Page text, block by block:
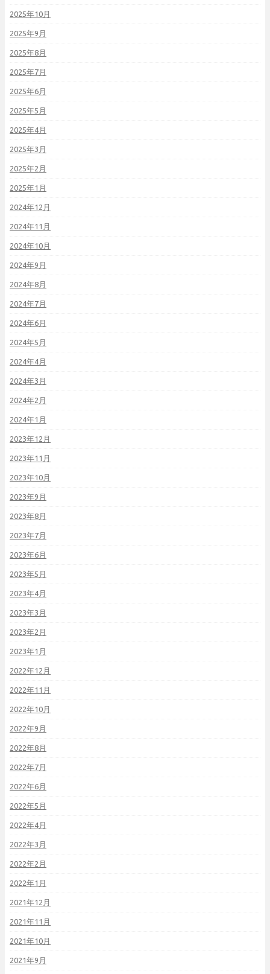
2025年10月
2025年9月
2025年8月
2025年7月
2025年6月
2025年5月
2025年4月
2025年3月
2025年2月
2025年1月
2024年12月
2024年11月
2024年10月
2024年9月
2024年8月
2024年7月
2024年6月
2024年5月
2024年4月
2024年3月
2024年2月
2024年1月
2023年12月
2023年11月
2023年10月
2023年9月
2023年8月
2023年7月
2023年6月
2023年5月
2023年4月
2023年3月
2023年2月
2023年1月
2022年12月
2022年11月
2022年10月
2022年9月
2022年8月
2022年7月
2022年6月
2022年5月
2022年4月
2022年3月
2022年2月
2022年1月
2021年12月
2021年11月
2021年10月
2021年9月